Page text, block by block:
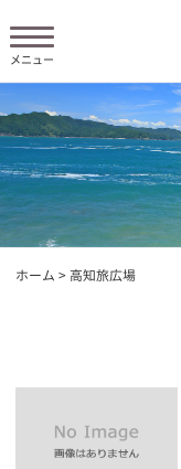
ホーム > 高知旅広場